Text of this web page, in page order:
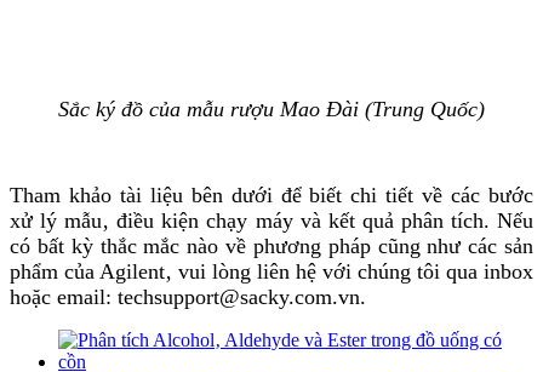
Sắc ký đồ của mẫu rượu Mao Đài (Trung Quốc)
Tham khảo tài liệu bên dưới để biết chi tiết về các bước
xử lý mẫu‚ điều kiện chạy máy và kết quả phân tích. Nếu
có bất kỳ thắc mắc nào về phương pháp cũng như các sản
phẩm của Agilent‚ vui lòng liên hệ với chúng tôi qua inbox
hoặc email: techsupport@sacky.com.vn.